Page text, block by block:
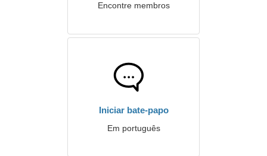
Encontre membros
Iniciar bate-papo
Em português